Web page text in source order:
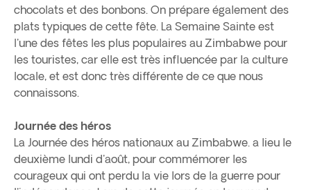
chocolats et des bonbons. On prépare également des
plats typiques de cette fête. La Semaine Sainte est
l'une des fêtes les plus populaires au Zimbabwe pour
les touristes, car elle est très influencée par la culture
locale, et est donc très différente de ce que nous
connaissons.
Journée des héros
La Journée des héros nationaux au Zimbabwe. a lieu le
deuxième lundi d'août, pour commémorer les
courageux qui ont perdu la vie lors de la guerre pour